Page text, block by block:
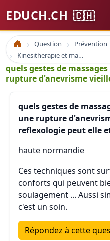
EDUCH.CH 🇨🇭
Accueil Question Prévention
Kinesitherapie et massage
quels gestes de
rupture d'anevrisme
quels gestes de
une rupture
reflexologie peut elle
haute normandie
Ces techniques sont
conforts qui peuvent
soulagement ... Aussi
c'est un soin.
Répondez à cette